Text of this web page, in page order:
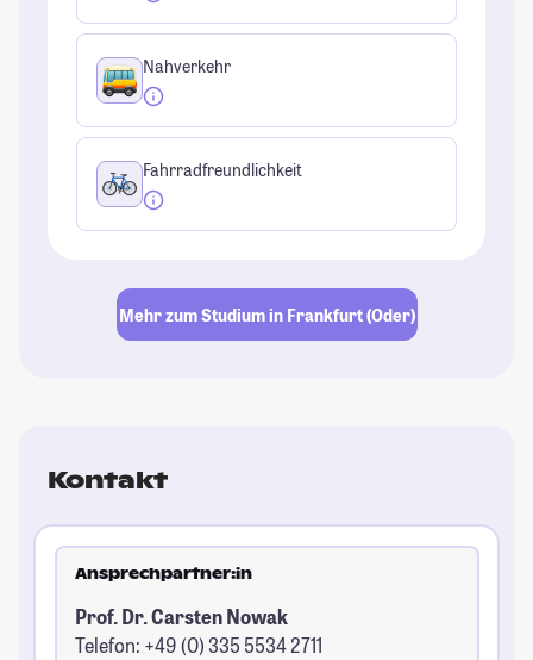
Nahverkehr
Fahrradfreundlichkeit
Mehr zum Studium in Frankfurt (Oder)
Kontakt
Ansprechpartner:in
Prof. Dr. Carsten Nowak
Telefon: +49 (0) 335 5534 2711